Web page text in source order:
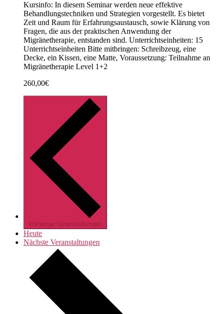
Kursinfo: In diesem Seminar werden neue effektive
Behandlungstechniken und Strategien vorgestellt. Es bietet
Zeit und Raum für Erfahrungsaustausch, sowie Klärung von
Fragen, die aus der praktischen Anwendung der
Migränetherapie, entstanden sind. Unterrichtseinheiten: 15
Unterrichtseinheiten Bitte mitbringen: Schreibzeug, eine
Decke, ein Kissen, eine Matte, Voraussetzung: Teilnahme an
Migränetherapie Level 1+2
260,00€
Vorherige Veranstaltungen
Heute
Nächste Veranstaltungen